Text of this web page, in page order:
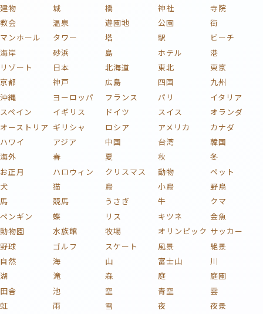
建物
城 橋 神社
寺院
教会
温泉 遊園地 公園
街
マンホール
タワー 塔 駅
ビーチ
海岸
砂浜 島 ホテル
港
リゾート
日本 北海道 東北
東京
京都
神戸 広島 四国
九州
沖縄
ヨーロッパ フランス パリ
イタリア
スペイン
イギリス ドイツ スイス
オランダ
オーストリア ギリシャ ロシア アメリカ
カナダ
ハワイ
アジア 中国 台湾
韓国
海外
春 夏 秋
冬
お正月
ハロウィン クリスマス 動物
ペット
犬
猫 鳥 小鳥
野鳥
馬
競馬 うさぎ 牛
クマ
ペンギン
蝶 リス キツネ
金魚
動物園
水族館 牧場 オリンピック サッカー
野球
ゴルフ スケート 風景
絶景
自然
海 山 富士山
川
湖
滝 森 庭
庭園
田舎
池 空 青空
雲
虹
雨 雪 夜
夜景